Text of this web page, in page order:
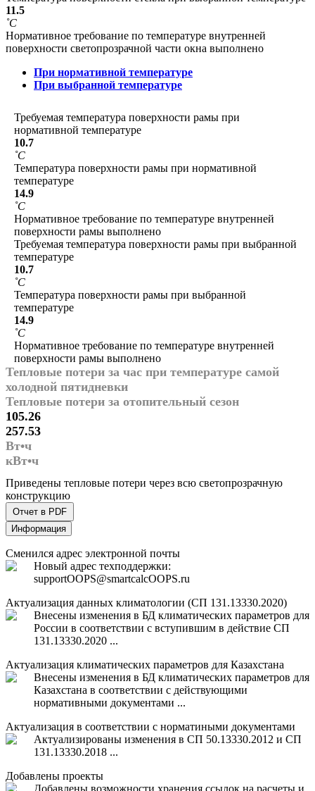
11.5
˚С
Нормативное требование по температуре внутренней
поверхности светопрозрачной части окна выполнено
При нормативной температуре
При выбранной температуре
Требуемая температура поверхности рамы при
нормативной температуре
10.7
˚С
Температура поверхности рамы при нормативной
температуре
14.9
˚С
Нормативное требование по температуре внутренней
поверхности рамы выполнено
Требуемая температура поверхности рамы при выбранной
температуре
10.7
˚С
Температура поверхности рамы при выбранной
температуре
14.9
˚С
Нормативное требование по температуре внутренней
поверхности рамы выполнено
Тепловые потери за час при температуре самой
холодной пятидневки
Тепловые потери за отопительный сезон
105.26
257.53
Вт•ч
кВт•ч
Приведены тепловые потери через всю светопрозрачную
конструкцию
Отчет в PDF
Информация
Сменился адрес электронной почты
Новый адрес техподдержки:
supportOOPS@smartcalcOOPS.ru
Актуализация данных климатологии (СП 131.13330.2020)
Внесены изменения в БД климатических параметров для
России в соответствии с вступившим в действие СП
131.13330.2020 ...
Актуализация климатических параметров для Казахстана
Внесены изменения в БД климатических параметров для
Казахстана в соответствии с действующими
нормативными документами ...
Актуализация в соответствии с норматиными документами
Актуализированы изменения в СП 50.13330.2012 и СП
131.13330.2018 ...
Добавлены проекты